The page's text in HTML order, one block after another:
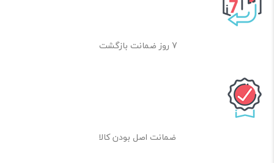
7 روز ضمانت بازگشت
ضمانت اصل بودن کالا